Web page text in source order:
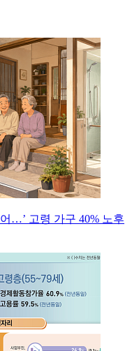
…’ 고령 가구 40% 노후